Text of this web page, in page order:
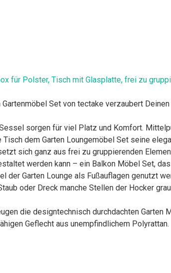
für Polster, Tisch mit Glasplatte, frei zu
Set von tectake verzaubert
Sessel sorgen für viel Platz und Komfort.
dem Garten Loungemöbel Set seine
setzt sich ganz aus frei zu gruppierenden
werden kann – ein Balkon Möbel Set,
der Garten Lounge als Fußauflagen genutzt
oder Dreck manche Stellen der Hocker
die designtechnisch durchdachten Garten
Geflecht aus unempfindlichem